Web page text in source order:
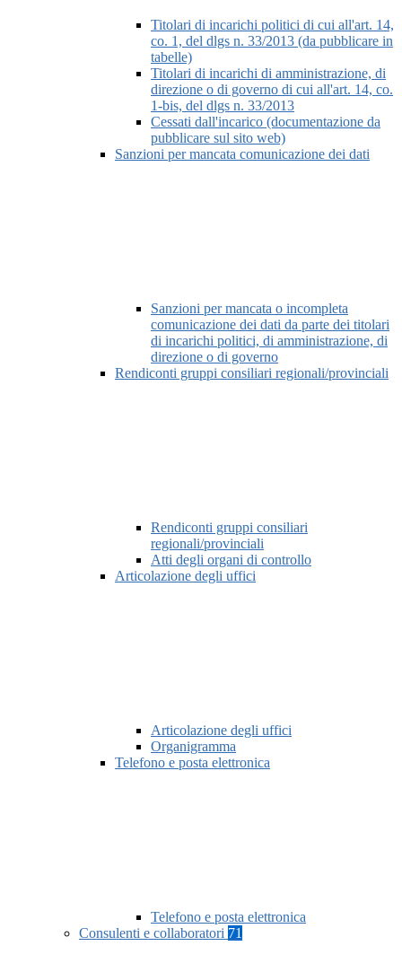
Titolari di incarichi politici di cui all'art. 14,
co. 1, del dlgs n. 33/2013 (da pubblicare in
tabelle)
Titolari di incarichi di amministrazione, di
direzione o di governo di cui all'art. 14, co.
1-bis, del dlgs n. 33/2013
Cessati dall'incarico (documentazione da
pubblicare sul sito web)
Sanzioni per mancata comunicazione dei dati
Sanzioni per mancata o incompleta
comunicazione dei dati da parte dei titolari
di incarichi politici, di amministrazione, di
direzione o di governo
Rendiconti gruppi consiliari regionali/provinciali
Rendiconti gruppi consiliari
regionali/provinciali
Atti degli organi di controllo
Articolazione degli uffici
Articolazione degli uffici
Organigramma
Telefono e posta elettronica
Telefono e posta elettronica
Consulenti e collaboratori 71